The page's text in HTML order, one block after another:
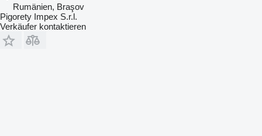
Rumänien, Braşov
Pigorety Impex S.r.l.
Verkäufer kontaktieren